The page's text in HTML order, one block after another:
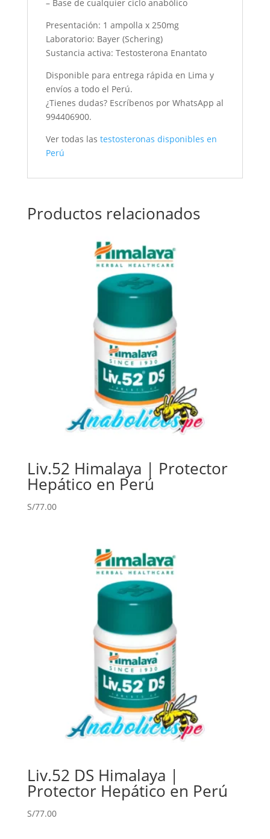
– Base de cualquier ciclo anabólico
Presentación: 1 ampolla x 250mg
Laboratorio: Bayer (Schering)
Sustancia activa: Testosterona Enantato
Disponible para entrega rápida en Lima y
envíos a todo el Perú.
¿Tienes dudas? Escríbenos por WhatsApp al
994406900.
Ver todas las testosteronas disponibles en
Perú
Productos relacionados
Liv.52 Himalaya | Protector
Hepático en Perú
S/77.00
Liv.52 DS Himalaya |
Protector Hepático en Perú
S/77.00